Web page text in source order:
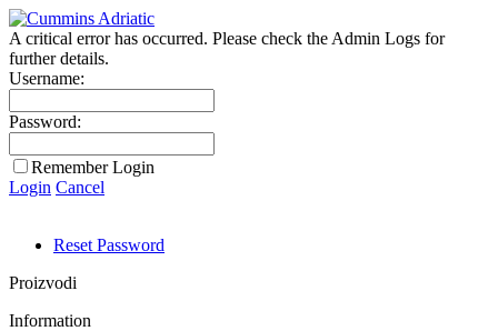
A critical error has occurred. Please check the Admin Logs for
further details.
Username:
Password:
Remember Login
Login Cancel
Reset Password
Proizvodi
Information